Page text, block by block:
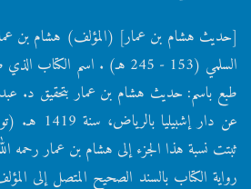
[حديث هشام بن عمار] (المؤلف) هشام بن
السلمي (153 - 245 هـ) . اسم
طبع باسم: حديث هشام بن عمار بتحقيق د.
عن دار